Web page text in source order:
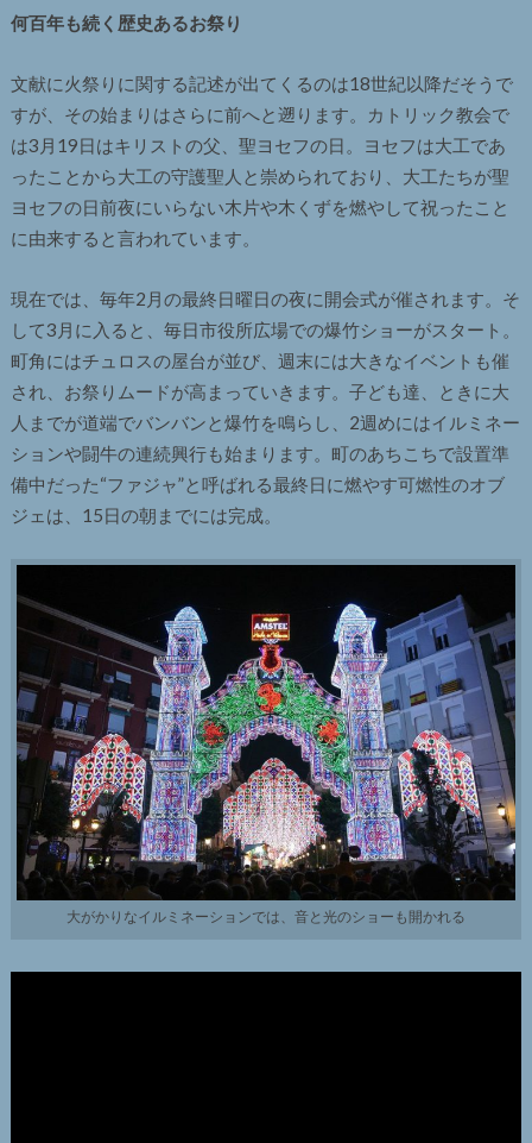
何百年も続く歴史あるお祭り
文献に火祭りに関する記述が出てくるのは18世紀以降だそうで
すが、その始まりはさらに前へと遡ります。カトリック教会で
は3月19日はキリストの父、聖ヨセフの日。ヨセフは大工であ
ったことから大工の守護聖人と崇められており、大工たちが聖
ヨセフの日前夜にいらない木片や木くずを燃やして祝ったこと
に由来すると言われています。
現在では、毎年2月の最終日曜日の夜に開会式が催されます。そ
して3月に入ると、毎日市役所広場での爆竹ショーがスタート。
町角にはチュロスの屋台が並び、週末には大きなイベントも催
され、お祭りムードが高まっていきます。子ども達、ときに大
人までが道端でバンバンと爆竹を鳴らし、2週めにはイルミネー
ションや闘牛の連続興行も始まります。町のあちこちで設置準
備中だった“ファジャ”と呼ばれる最終日に燃やす可燃性のオブ
ジェは、15日の朝までには完成。
大がかりなイルミネーションでは、音と光のショーも開かれる